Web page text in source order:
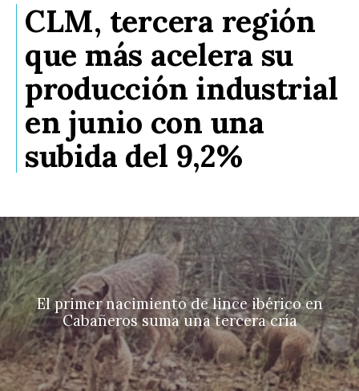
CLM, tercera región
que más acelera su
producción industrial
en junio con una
subida del 9,2%
El primer nacimiento de lince ibérico en
Cabañeros suma una tercera cría